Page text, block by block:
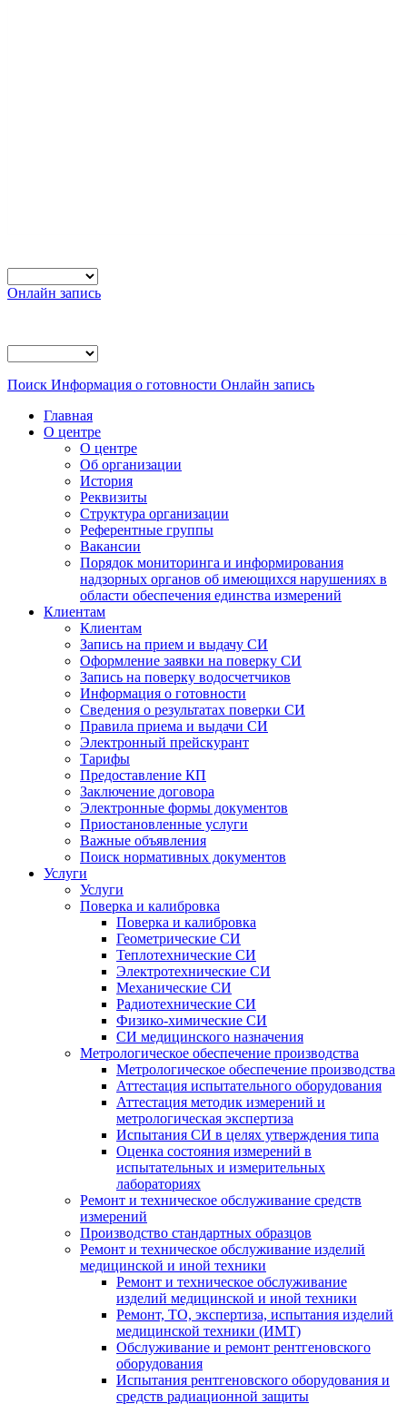
Онлайн запись
Поиск Информация о готовности Онлайн запись
Главная
О центре
О центре
Об организации
История
Реквизиты
Структура организации
Референтные группы
Вакансии
Порядок мониторинга и информирования
надзорных органов об имеющихся нарушениях в
области обеспечения единства измерений
Клиентам
Клиентам
Запись на прием и выдачу СИ
Оформление заявки на поверку СИ
Запись на поверку водосчетчиков
Информация о готовности
Сведения о результатах поверки СИ
Правила приема и выдачи СИ
Электронный прейскурант
Тарифы
Предоставление КП
Заключение договора
Электронные формы документов
Приостановленные услуги
Важные объявления
Поиск нормативных документов
Услуги
Услуги
Поверка и калибровка
Поверка и калибровка
Геометрические СИ
Теплотехнические СИ
Электротехнические СИ
Механические СИ
Радиотехнические СИ
Физико-химические СИ
СИ медицинского назначения
Метрологическое обеспечение производства
Метрологическое обеспечение производства
Аттестация испытательного оборудования
Аттестация методик измерений и
метрологическая экспертиза
Испытания СИ в целях утверждения типа
Оценка состояния измерений в
испытательных и измерительных
лабораториях
Ремонт и техническое обслуживание средств
измерений
Производство стандартных образцов
Ремонт и техническое обслуживание изделий
медицинской и иной техники
Ремонт и техническое обслуживание
изделий медицинской и иной техники
Ремонт, ТО, экспертиза, испытания изделий
медицинской техники (ИМТ)
Обслуживание и ремонт рентгеновского
оборудования
Испытания рентгеновского оборудования и
средств радиационной защиты